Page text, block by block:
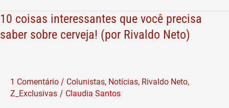
10 coisas interessantes que você precisa
saber sobre cerveja! (por Rivaldo Neto)
1 Comentário / Colunistas, Notícias, Rivaldo Neto,
Z_Exclusivas / Claudia Santos
10
coisas
precisa
saber